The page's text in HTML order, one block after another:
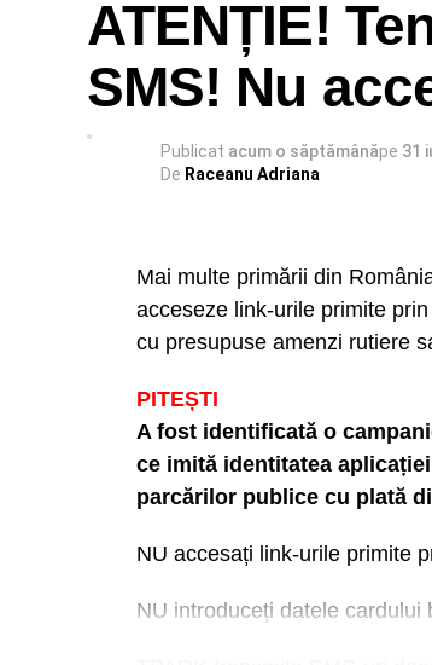
ATENȚIE!
SMS! Nu
Publicat acum o săptămânăpe 31
De Raceanu Adriana
Mai multe primării din
acceseze link-urile primite
cu presupuse amenzi rutiere
PITEȘTI
A fost identificată o
ce imită identitatea
parcărilor publice cu plată
NU accesați link-urile primite
NU introduceți datele cardului